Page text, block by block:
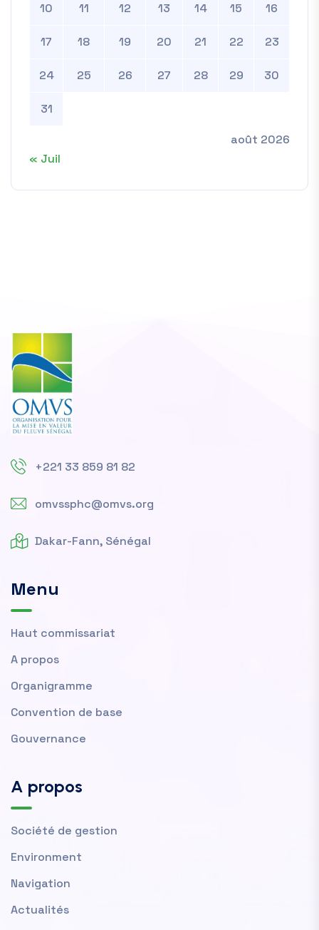
août 2026
10 11 12 13 14 15 16
17 18 19 20 21 22 23
24 25 26 27 28 29 30
31
« Juil
+221 33 859 81 82
omvssphc@omvs.org
Dakar-Fann, Sénégal
Menu
Haut commissariat
A propos
Organigramme
Convention de base
Gouvernance
A propos
Société de gestion
Environment
Navigation
Actualités